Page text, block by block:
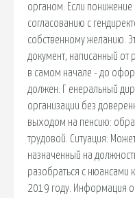
органом. Если
согласованию с
собственному желанию.
документ, написанный от
в самом начале - до
должен. Г енеральный
организации без
выходом на пенсию:
трудовой. Ситуация:
назначенный на
разобраться с нюансами
2019 году. Информация о